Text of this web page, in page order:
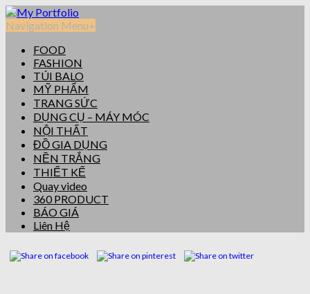
Navigation Menu+
FOOD
FASHION
TÚI BALO
MỸ PHẨM
TRANG SỨC
DỤNG CỤ – MÁY MÓC
NỘI THẤT
ĐỒ GIA DỤNG
NỀN TRẮNG
THIẾT KẾ
Quay video
360 PRODUCT
BÁO GIÁ
Liên Hệ